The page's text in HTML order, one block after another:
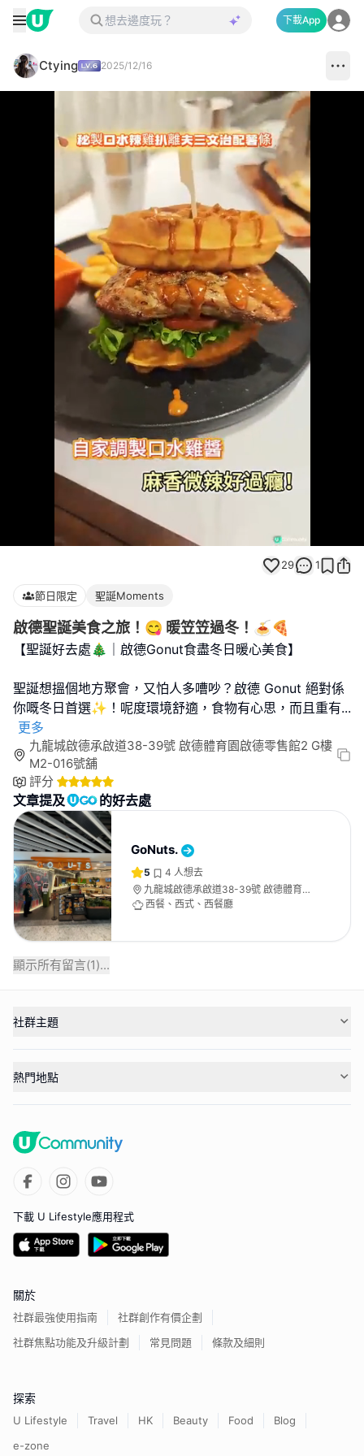
下載App
Ctying 2025/12/16
Loaded
100.00%
29 1
節日限定 聖誕Moments
啟德聖誕美食之旅！😋 暖笠笠過冬！🍝🍕
【聖誕好去處🎄｜啟德Gonut食盡冬日暖心美食】
聖誕想搵個地方聚會，又怕人多嘈吵？啟德 Gonut 絕對係
你嘅冬日首選✨！呢度環境舒適，食物有心思，而且重有...
更多
九龍城啟德承啟道38-39號 啟德體育園啟德零售館2 G樓
M2-016號舖
評分
文章提及 的好去處
GoNuts.
5 4 人想去
九龍城啟德承啟道38-39號 啟德體育園
啟德零售館2 G樓M2-016號舖
西餐、西式、西餐廳
顯示所有留言(1)...
社群主題
熱門地點
下載 U Lifestyle應用程式
關於
社群最強使用指南
社群創作有價企劃
社群焦點功能及升級計劃
常見問題 條款及細則
探索
U Lifestyle Travel HK Beauty Food
Blog
e-zone